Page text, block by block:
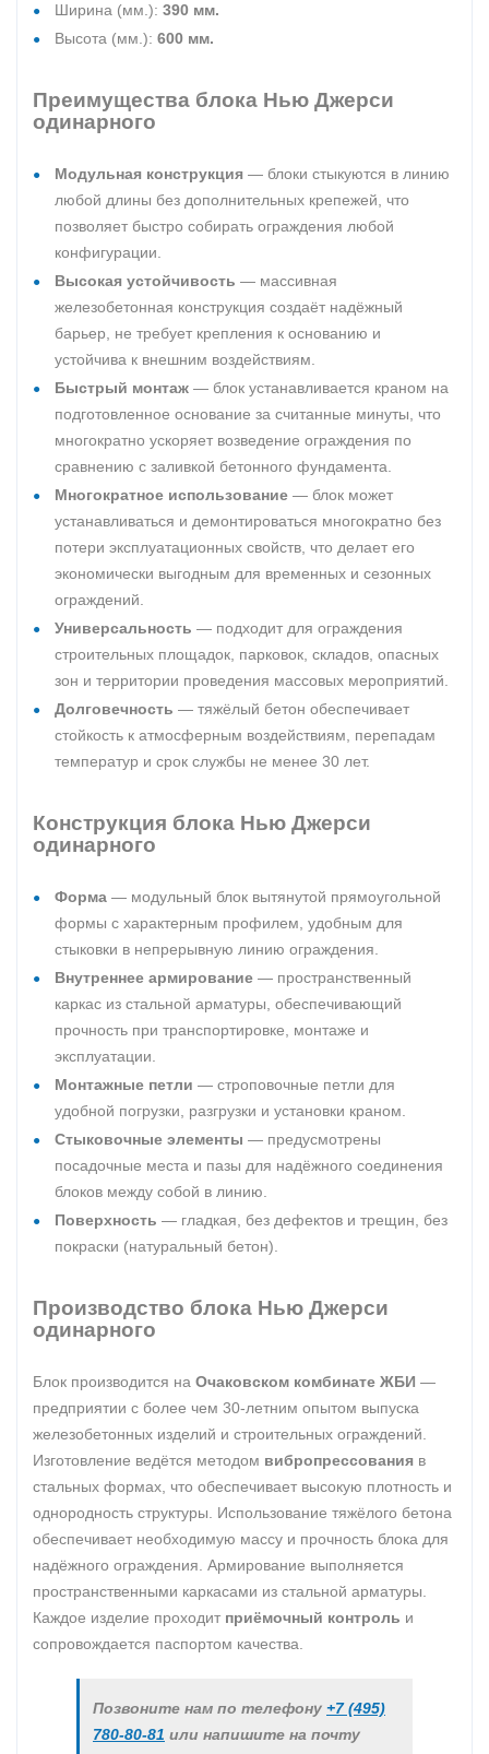
Ширина (мм.): 390 мм.
Высота (мм.): 600 мм.
Преимущества блока Нью Джерси
одинарного
Модульная конструкция — блоки стыкуются в линию
любой длины без дополнительных крепежей, что
позволяет быстро собирать ограждения любой
конфигурации.
Высокая устойчивость — массивная
железобетонная конструкция создаёт надёжный
барьер, не требует крепления к основанию и
устойчива к внешним воздействиям.
Быстрый монтаж — блок устанавливается краном на
подготовленное основание за считанные минуты, что
многократно ускоряет возведение ограждения по
сравнению с заливкой бетонного фундамента.
Многократное использование — блок может
устанавливаться и демонтироваться многократно без
потери эксплуатационных свойств, что делает его
экономически выгодным для временных и сезонных
ограждений.
Универсальность — подходит для ограждения
строительных площадок, парковок, складов, опасных
зон и территории проведения массовых мероприятий.
Долговечность — тяжёлый бетон обеспечивает
стойкость к атмосферным воздействиям, перепадам
температур и срок службы не менее 30 лет.
Конструкция блока Нью Джерси
одинарного
Форма — модульный блок вытянутой прямоугольной
формы с характерным профилем, удобным для
стыковки в непрерывную линию ограждения.
Внутреннее армирование — пространственный
каркас из стальной арматуры, обеспечивающий
прочность при транспортировке, монтаже и
эксплуатации.
Монтажные петли — строповочные петли для
удобной погрузки, разгрузки и установки краном.
Стыковочные элементы — предусмотрены
посадочные места и пазы для надёжного соединения
блоков между собой в линию.
Поверхность — гладкая, без дефектов и трещин, без
покраски (натуральный бетон).
Производство блока Нью Джерси
одинарного
Блок производится на Очаковском комбинате ЖБИ —
предприятии с более чем 30-летним опытом выпуска
железобетонных изделий и строительных ограждений.
Изготовление ведётся методом вибропрессования в
стальных формах, что обеспечивает высокую плотность и
однородность структуры. Использование тяжёлого бетона
обеспечивает необходимую массу и прочность блока для
надёжного ограждения. Армирование выполняется
пространственными каркасами из стальной арматуры.
Каждое изделие проходит приёмочный контроль и
сопровождается паспортом качества.
Позвоните нам по телефону +7 (495)
780-80-81 или напишите на почту